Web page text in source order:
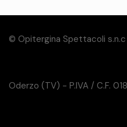
© Opitergina Spettacoli
Oderzo (TV) - P.IVA / C.F.